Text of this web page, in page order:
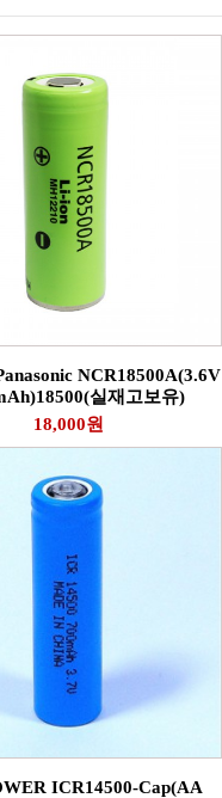
NCR18500A(3.6V
실재고보유)
18,000원
ICR14500-Cap(AA